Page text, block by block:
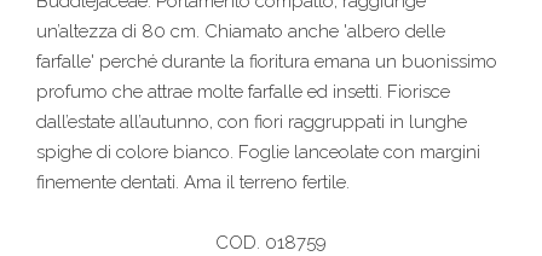
un’altezza di 80 cm. Chiamato anche 'albero delle
farfalle' perché durante la fioritura emana un buonissimo
profumo che attrae molte farfalle ed insetti. Fiorisce
dall’estate all’autunno, con fiori raggruppati in lunghe
spighe di colore bianco. Foglie lanceolate con margini
finemente dentati. Ama il terreno fertile.
COD. 018759